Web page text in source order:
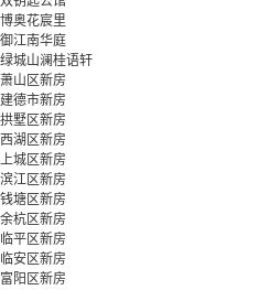
博奥花宸里
御江南华庭
绿城山澜桂语轩
萧山区新房
建德市新房
拱墅区新房
西湖区新房
上城区新房
滨江区新房
钱塘区新房
余杭区新房
临平区新房
临安区新房
富阳区新房